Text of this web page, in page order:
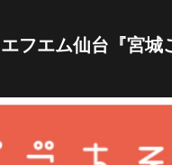
フエム仙台『宮